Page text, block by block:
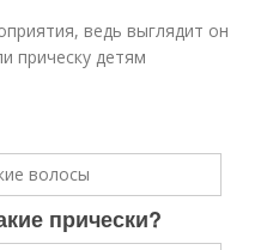
ведь выглядит он
прическу детям
прически?